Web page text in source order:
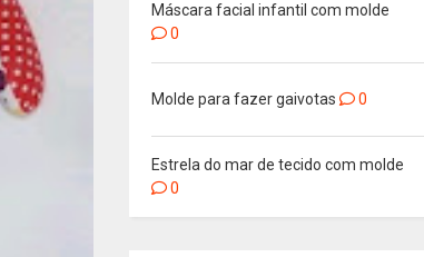
Máscara facial infantil com molde
0
Molde para fazer gaivotas 0
Estrela do mar de tecido com molde
0